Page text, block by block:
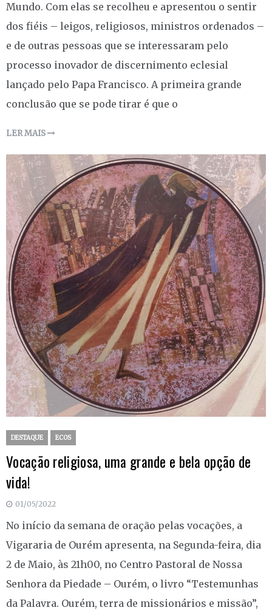
Mundo. Com elas se recolheu e apresentou o sentir
dos fiéis – leigos, religiosos, ministros ordenados –
e de outras pessoas que se interessaram pelo
processo inovador de discernimento eclesial
lançado pelo Papa Francisco. A primeira grande
conclusão que se pode tirar é que o
LER MAIS
DESTAQUE ECOS
Vocação religiosa, uma grande e bela opção de
vida!
01/05/2022
No início da semana de oração pelas vocações, a
Vigararia de Ourém apresenta, na Segunda-feira, dia
2 de Maio, às 21h00, no Centro Pastoral de Nossa
Senhora da Piedade – Ourém, o livro “Testemunhas
da Palavra. Ourém, terra de missionários e missão”,